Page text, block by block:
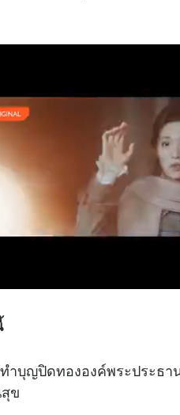
ำบุญปิดทององค์พระประธ
ข